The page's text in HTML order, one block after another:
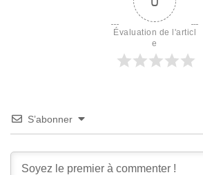
Évaluation de l'articl
e
S’abonner